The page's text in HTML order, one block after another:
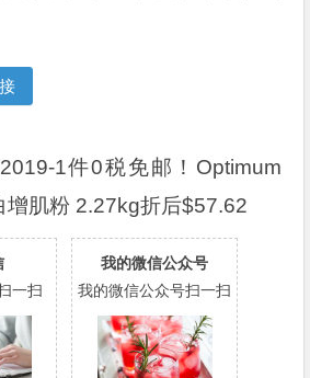
1件0税免邮！Optimum
增肌粉 2.27kg折后$57.62
一扫
我的微信公众号
我的微信公众号扫一扫